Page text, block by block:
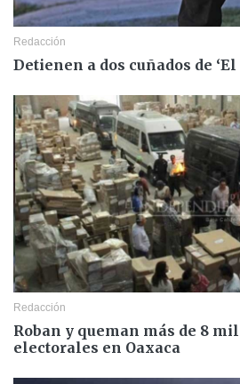
Redacción
Detienen a dos cuñados de
Redacción
Roban y queman más de 8
electorales en Oaxaca